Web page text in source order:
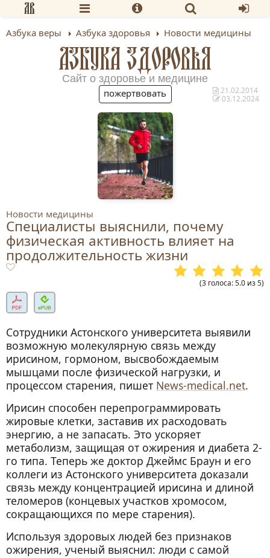
Азбука веры Азбука здоровья Новости медицины
АЗБУКА ЗДОРОВЬЯ
Сайт о здоровье и медицине
пожертвовать
Новости медицины
21.02.2014
03.12.2024
Специалисты выяснили, почему
физическая активность влияет на
продолжительность жизни
(3 голоса:5.0 из5)
Сотрудники Астонского университета выявили
возможную молекулярную связь между
ирисином, гормоном, высвобождаемым
мышцами после физической нагрузки, и
процессом старения, пишет News-medical.net.
Ирисин способен перепрограммировать
жировые клетки, заставив их расходовать
энергию, а не запасать. Это ускоряет
метаболизм, защищая от ожирения и диабета 2-
го типа. Теперь же доктор Джеймс Браун и его
коллеги из Астонского университета доказали
связь между концентрацией ирисина и длиной
теломеров (концевых участков хромосом,
сокращающихся по мере старения).
Используя здоровых людей без признаков
ожирения, ученый выяснил: люди с самой